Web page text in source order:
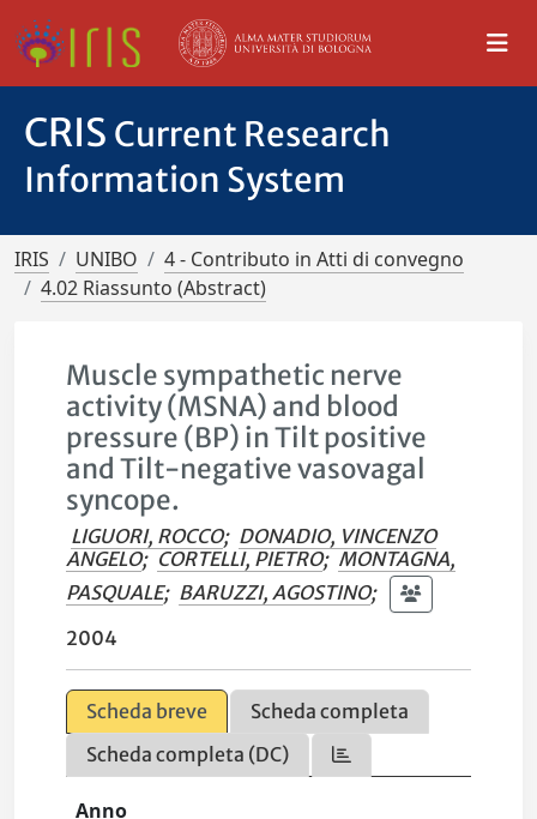
CRIS Current Research
Information System
IRIS UNIBO
4 - Contributo in Atti di convegno
4.02 Riassunto (Abstract)
Muscle sympathetic nerve
activity (MSNA) and blood
pressure (BP) in Tilt positive
and Tilt-negative vasovagal
syncope.
LIGUORI, ROCCO; DONADIO, VINCENZO
ANGELO; CORTELLI, PIETRO; MONTAGNA,
PASQUALE; BARUZZI, AGOSTINO;
2004
Scheda breve
Scheda completa
Scheda completa (DC)
Anno